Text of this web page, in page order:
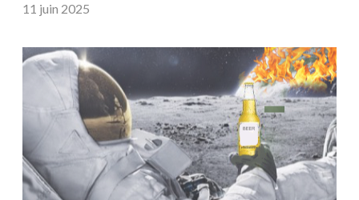
11 juin 2025